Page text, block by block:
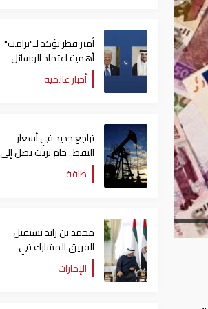
أمير قطر يؤكد لـ"ترامب"
أهمية اعتماد الوسائل
الدبلوماسية لمعالجة
القضايا
أخبار عالمية
تراجع جديد في أسعار
النفط.. خام برنت يصل إلى
80.66 دولاراً للبرميل
طاقة
محمد بن زايد يستقبل
الفريق المشارك في
ويتبادل الأحاديث الودية
الإمارات